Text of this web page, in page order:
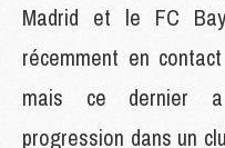
Madrid et le FC
récemment en
mais ce dernier a
progression dans un